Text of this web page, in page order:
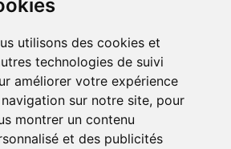
utilisons des cookies et
technologies de suivi
améliorer votre expérience
sur notre site, pour
montrer un contenu
et des publicités
information)